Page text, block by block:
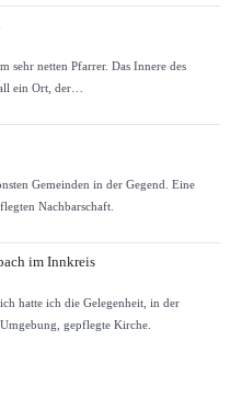
sehr netten Pfarrer. Das Innere des
ein Ort, der…
Gemeinden in der Gegend. Eine
Nachbarschaft.
im Innkreis
hatte ich die Gelegenheit, in der
gepflegte Kirche.